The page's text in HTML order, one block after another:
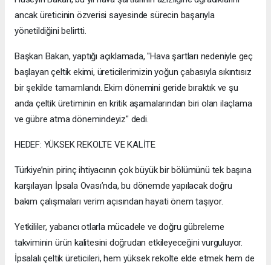
ancak üreticinin özverisi sayesinde sürecin başarıyla
yönetildiğini belirtti.
Başkan Bakan, yaptığı açıklamada, "Hava şartları nedeniyle geç
başlayan çeltik ekimi, üreticilerimizin yoğun çabasıyla sıkıntısız
bir şekilde tamamlandı. Ekim dönemini geride bıraktık ve şu
anda çeltik üretiminin en kritik aşamalarından biri olan ilaçlama
ve gübre atma dönemindeyiz" dedi.
HEDEF: YÜKSEK REKOLTE VE KALİTE
Türkiye’nin pirinç ihtiyacının çok büyük bir bölümünü tek başına
karşılayan İpsala Ovası’nda, bu dönemde yapılacak doğru
bakım çalışmaları verim açısından hayati önem taşıyor.
Yetkililer, yabancı otlarla mücadele ve doğru gübreleme
takviminin ürün kalitesini doğrudan etkileyeceğini vurguluyor.
İpsalalı çeltik üreticileri, hem yüksek rekolte elde etmek hem de